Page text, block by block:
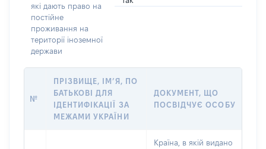
які дають право на
постійне
проживання на
території іноземної
держави
№
ПРІЗВИЩЕ, ІМ’Я, ПО
БАТЬКОВІ ДЛЯ
ІДЕНТИФІКАЦІЇ ЗА
МЕЖАМИ УКРАЇНИ
ДОКУМЕНТ, ЩО
ПОСВІДЧУЄ ОСОБУ
Країна, в якій видано